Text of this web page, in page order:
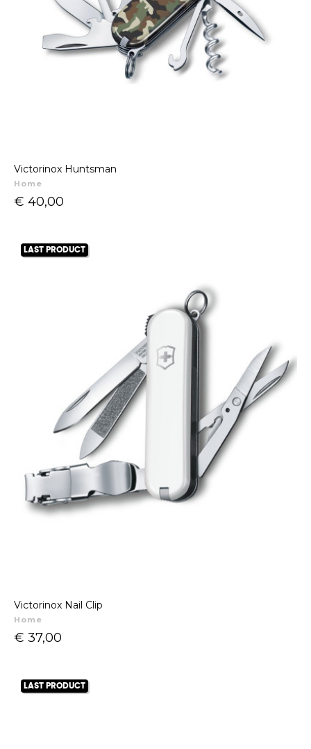
Victorinox Huntsman
Home
Prijs
€ 40,00
LAST PRODUCT
Victorinox Nail Clip
Home
Prijs
€ 37,00
LAST PRODUCT